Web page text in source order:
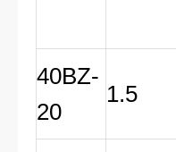
40BZ-
20
1.5